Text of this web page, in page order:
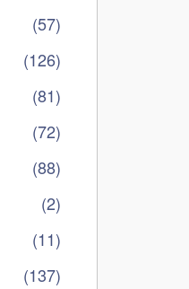
(57)
(126)
(81)
(72)
(88)
(2)
(11)
(137)